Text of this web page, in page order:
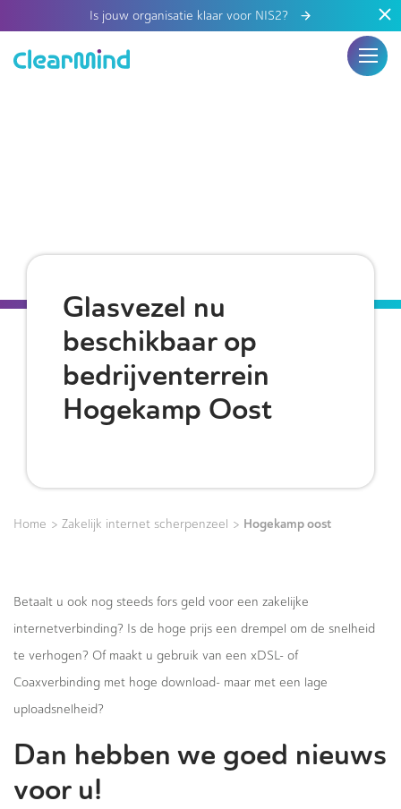
Is jouw organisatie klaar voor NIS2?
Glasvezel nu
beschikbaar op
bedrijventerrein
Hogekamp Oost
Home > Zakelijk internet scherpenzeel > Hogekamp oost
Betaalt u ook nog steeds fors geld voor een zakelijke
internetverbinding? Is de hoge prijs een drempel om de snelheid
te verhogen? Of maakt u gebruik van een xDSL- of
Coaxverbinding met hoge download- maar met een lage
uploadsnelheid?
Dan hebben we goed nieuws
voor u!